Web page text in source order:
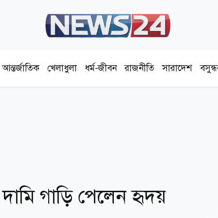
আন্তর্জাতিক খেলাধুলা ধর্ম-জীবন রাজনীতি সারাদেশ
গাড়ি পেলেন হৃদয়